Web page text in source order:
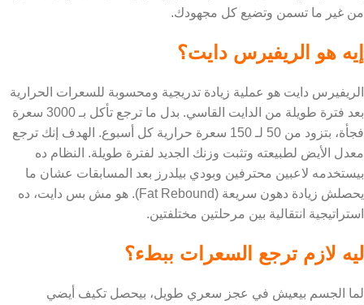
من غير ما تسمن وتضيع كل مجهودك.
إيه هو الريفيرس دايت؟
الريفيرس دايت هو عملية زيادة تدريجية ومحسوبة للسعرات الحرارية
بعد فترة طويلة من الدايت القاسي. بدل ما ترجع تأكل بـ 3000 سعرة
فجأة، بتزود من 50 لـ 150 سعرة حرارية كل أسبوع. الهدف إنك ترجع
معدل الأيض لطبيعته وتثبت وزنك الجديد لفترة طويلة. النظام ده
بيستخدمه لاعبين محترفين وبودي بيلدرز بعد المسابقات عشان ما
يحصلش زيادة دهون سريعة (Fat Rebound). هو مش بس دايت، ده
استراتيجية انتقالية بين مرحلتين مختلفتين.
ليه لازم ترجع السعرات ببطء؟
لما الجسم بيعيش في عجز سعري طويل، بيحصل تكيف أيضي